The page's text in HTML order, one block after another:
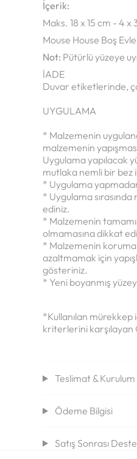
İçerik:
Maks. 18 x 15 cm - 4 x
Mouse House Boş
Not: Pütürlü yüzeye
İADE
Duvar etiketlerinde,
UYGULAMA
* Malzemenin
malzemenin
Uygulama yapılacak
mutlaka nemli bir bez
* Uygulama
* Uygulama
ediniz.
* Malzemenin
olmamasına dikkat
* Malzemenin koruma
azaltmamak için
gösteriniz.
* Yeni boyanmış
*Kullanılan mürekkep
kriterlerini karşılayan
Teslimat & Kurulum
Ödeme Bilgisi
Satış Sonrası